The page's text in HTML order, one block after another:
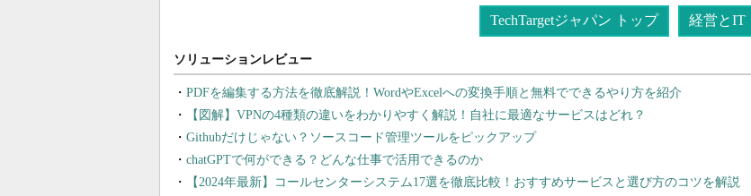
TechTargetジャパン トップ 経営とIT
PDFを編集する方法を徹底解説！WordやExcelへの変換手順と無料でできるやり方を紹介
【図解】VPNの4種類の違いをわかりやすく解説！自社に最適なサービスはどれ？
Githubだけじゃない？ソースコード管理ツールをピックアップ
chatGPTで何ができる？どんな仕事で活用できるのか
【2024年最新】コールセンターシステム17選を徹底比較！おすすめサービスと選び方のコツを解説